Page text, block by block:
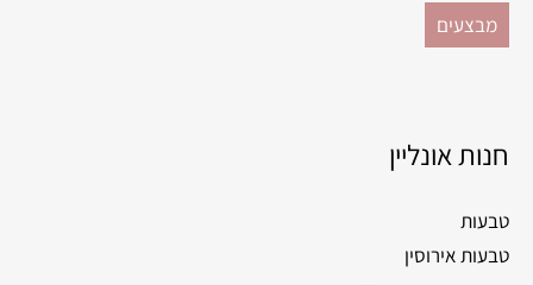
מבצעים
חנות אונליין
טבעות
טבעות אירוסין